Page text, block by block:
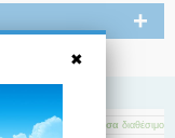
Άμεσα διαθέσιμο